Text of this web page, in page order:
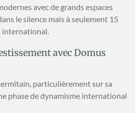
avec de grands espaces
le silence mais à seulement 15
avec Domus
particulièrement sur sa
phase de dynamisme international